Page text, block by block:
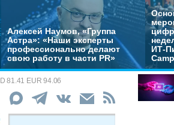
Алексей Наумов, «Группа
Астра»: «Наши эксперты
профессионально делают
свою работу в части PR»
ИТ-
81.41 EUR 94.06